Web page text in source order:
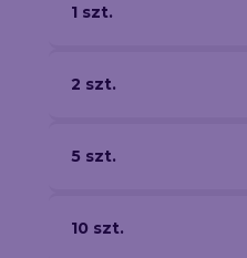
1 szt.
2 szt.
5 szt.
10 szt.